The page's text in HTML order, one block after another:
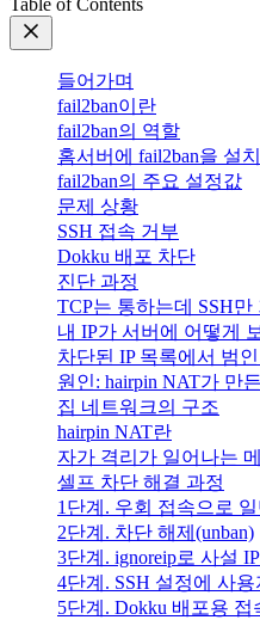
Table of Contents
들어가며
fail2ban이란
fail2ban의 역할
홈서버에 fail2ban을 설
fail2ban의 주요 설정값
문제 상황
SSH 접속 거부
Dokku 배포 차단
진단 과정
TCP는 통하는데 SSH
내 IP가 서버에 어떻게
차단된 IP 목록에서 범인
원인: hairpin NAT가 만
집 네트워크의 구조
hairpin NAT란
자가 격리가 일어나는
셀프 차단 해결 과정
1단계. 우회 접속으로 일
2단계. 차단 해제(unban)
3단계. ignoreip로 사설
4단계. SSH 설정에 사용
5단계. Dokku 배포용 접